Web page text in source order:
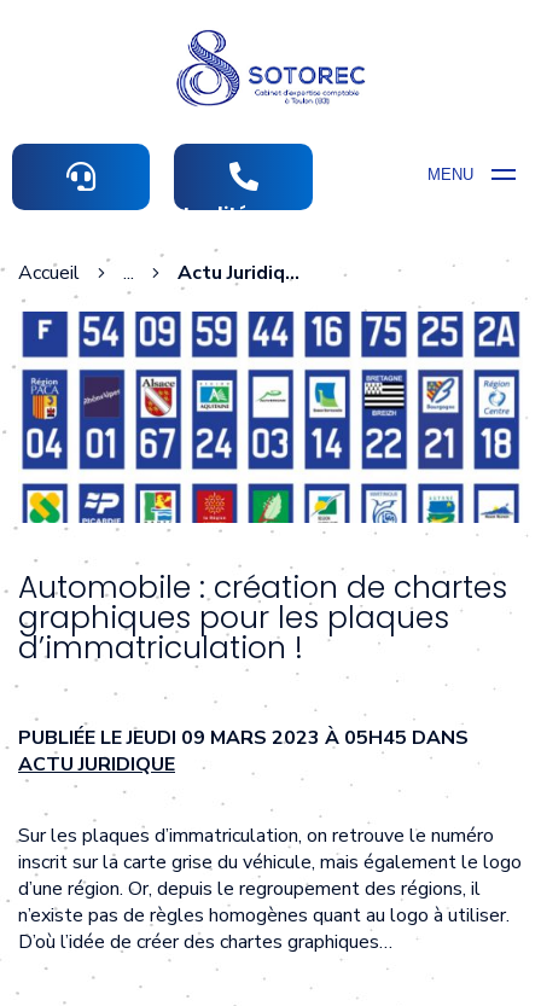
MENU
Actualités comptables
Accueil ... Actu Juridique
Automobile : création de chartes
graphiques pour les plaques
d’immatriculation !
PUBLIÉE LE JEUDI 09 MARS 2023 À 05H45 DANS
ACTU JURIDIQUE
Sur les plaques d’immatriculation, on retrouve le numéro
inscrit sur la carte grise du véhicule, mais également le logo
d’une région. Or, depuis le regroupement des régions, il
n’existe pas de règles homogènes quant au logo à utiliser.
D’où l’idée de créer des chartes graphiques…